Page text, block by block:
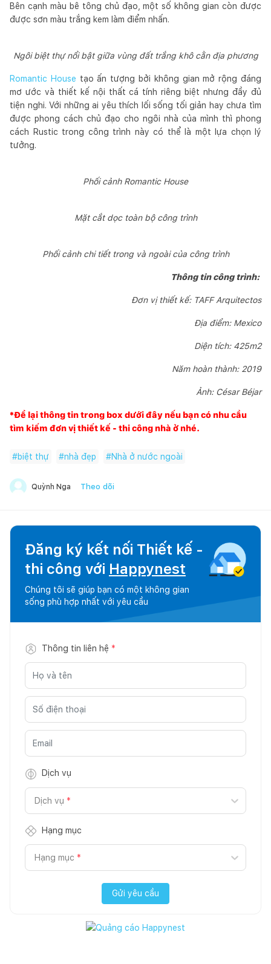
Bên cạnh màu bê tông chủ đạo, một số không gian còn được
được sơn màu trắng kem làm điểm nhấn.
Ngôi biệt thự nổi bật giữa vùng đất trắng khô cằn địa phương
Romantic House tạo ấn tượng bởi không gian mở rộng đáng
mơ ước và thiết kế nội thất cá tính riêng biệt nhưng đầy đủ
tiện nghi. Với những ai yêu thích lối sống tối giản hay chưa tìm
được phong cách chủ đạo cho ngôi nhà của mình thì phong
cách Rustic trong công trình này có thể là một lựa chọn lý
tưởng.
Phối cảnh Romantic House
Mặt cắt dọc toàn bộ công trình
Phối cảnh chi tiết trong và ngoài của công trình
Thông tin công trình:
Đơn vị thiết kế: TAFF Arquitectos
Địa điểm: Mexico
Diện tích: 425m2
Năm hoàn thành: 2019
Ảnh: César Béjar
*Để lại thông tin trong box dưới đây nếu bạn có nhu cầu
tìm kiếm đơn vị thiết kế - thi công nhà ở nhé.
#biệt thự #nhà đẹp #Nhà ở nước ngoài
Quỳnh Nga Theo dõi
Đăng ký kết nối Thiết kế -
thi công với Happynest
Chúng tôi sẽ giúp bạn có một không gian
sống phù hợp nhất với yêu cầu
Thông tin liên hệ *
Dịch vụ
Dịch vụ *
Hạng mục
Hạng mục *
Gửi yêu cầu